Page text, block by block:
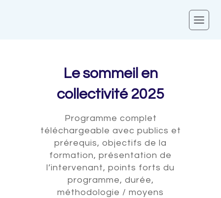
Le sommeil en
collectivité 2025
Programme complet
téléchargeable avec publics et
prérequis, objectifs de la
formation, présentation de
l’intervenant, points forts du
programme, durée,
méthodologie / moyens